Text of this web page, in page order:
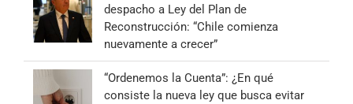
despacho a Ley del Plan de
Reconstrucción: “Chile comienza
nuevamente a crecer”
“Ordenemos la Cuenta”: ¿En qué
consiste la nueva ley que busca evitar